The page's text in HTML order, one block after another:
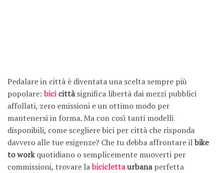
Pedalare in città è diventata una scelta sempre più
popolare:bicicittàsignifica libertà dai mezzi pubblici
affollati, zero emissioni e un ottimo modo per
mantenersi in forma. Ma con così tanti modelli
disponibili, come scegliere bici per città che risponda
davvero alle tue esigenze? Che tu debba affrontare ilbike
to workquotidiano o semplicemente muoverti per
commissioni, trovare labiciclettaurbanaperfetta